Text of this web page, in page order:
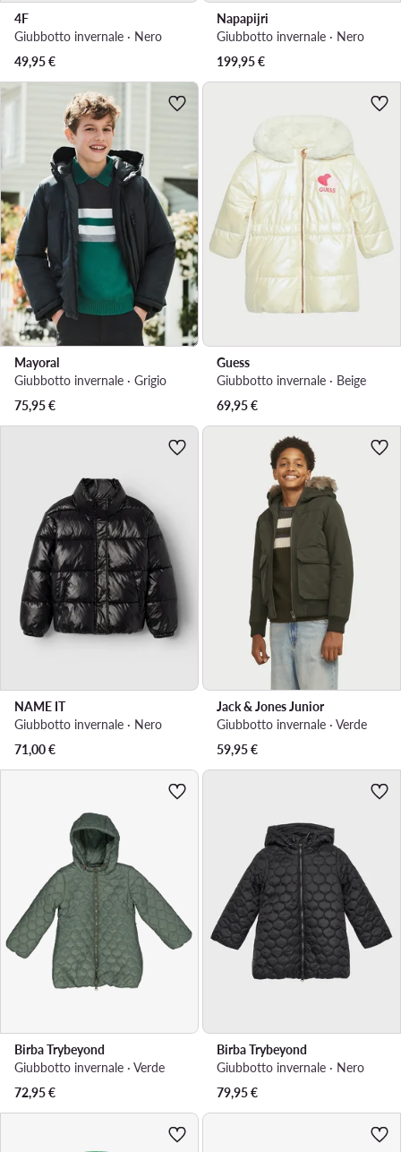
4F
Giubbotto invernale · Nero
49,95€
Napapijri
Giubbotto invernale · Nero
199,95€
Mayoral
Giubbotto invernale · Grigio
75,95€
Guess
Giubbotto invernale · Beige
69,95€
NAME IT
Giubbotto invernale · Nero
71,00€
Jack & Jones Junior
Giubbotto invernale · Verde
59,95€
Birba Trybeyond
Giubbotto invernale · Verde
72,95€
Birba Trybeyond
Giubbotto invernale · Nero
79,95€